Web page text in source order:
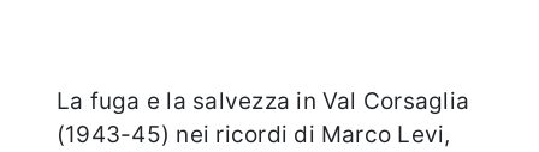
La fuga e la salvezza in Val Corsaglia
(1943-45) nei ricordi di Marco Levi,